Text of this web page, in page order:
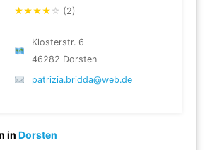
★★★★ ☆ (2)
Klosterstr. 6
46282 Dorsten
patrizia.bridda@web.de
inDorsten